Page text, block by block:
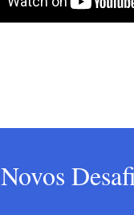
Novos